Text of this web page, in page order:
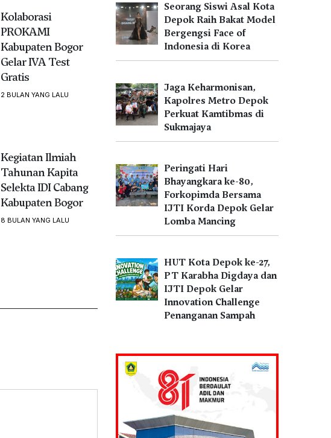
Kolaborasi
PROKAMI
Kabupaten Bogor
Gelar IVA Test
Gratis
2 BULAN YANG LALU
Kegiatan Ilmiah
Tahunan Kapita
Selekta IDI Cabang
Kabupaten Bogor
8 BULAN YANG LALU
Seorang Siswi Asal Kota
Depok Raih Bakat Model
Bergengsi Face of
Indonesia di Korea
Jaga Keharmonisan,
Kapolres Metro Depok
Perkuat Kamtibmas di
Sukmajaya
Peringati Hari
Bhayangkara ke-80,
Forkopimda Bersama
IJTI Korda Depok Gelar
Lomba Mancing
HUT Kota Depok ke-27,
PT Karabha Digdaya dan
IJTI Depok Gelar
Innovation Challenge
Penanganan Sampah